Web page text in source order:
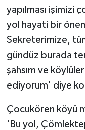
yapılması işimizi
yol hayati bir
Sekreterimize,
gündüz burada
şahsım ve
ediyorum' diye
Çocukören köyü
'Bu yol,